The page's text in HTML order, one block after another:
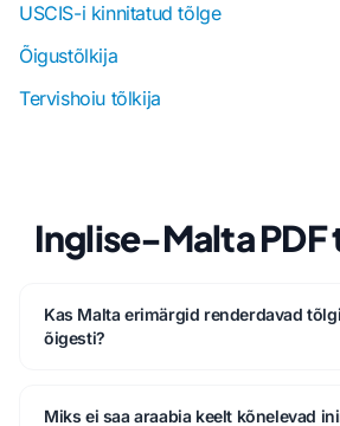
USCIS-i kinnitatud tõlge
Õigustõlkija
Tervishoiu tõlkija
Inglise-Malta PDF
Kas Malta erimärgid renderdavad
õigesti?
Miks ei saa araabia keelt kõnelevad